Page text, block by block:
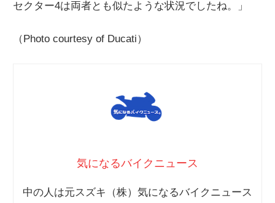
セクター4は両者とも似たような状況でしたね。」
（Photo courtesy of Ducati）
気になるバイクニュース
中の人は元スズキ（株）気になるバイクニュース